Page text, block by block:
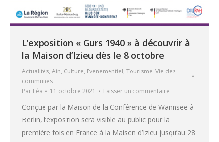
L’exposition « Gurs 1940 » à découvrir à
la Maison d’Izieu dès le 8 octobre
Actualités, Ain, Culture, Evenementiel, Tourisme, Vie des
communes
Par Léa 11 octobre 2021 Laisser un commentaire
Conçue par la Maison de la Conférence de Wannsee à
Berlin, l’exposition sera visible au public pour la
première fois en France à la Maison d’Izieu jusqu’au 28